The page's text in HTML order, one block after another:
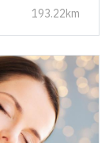
193.22km